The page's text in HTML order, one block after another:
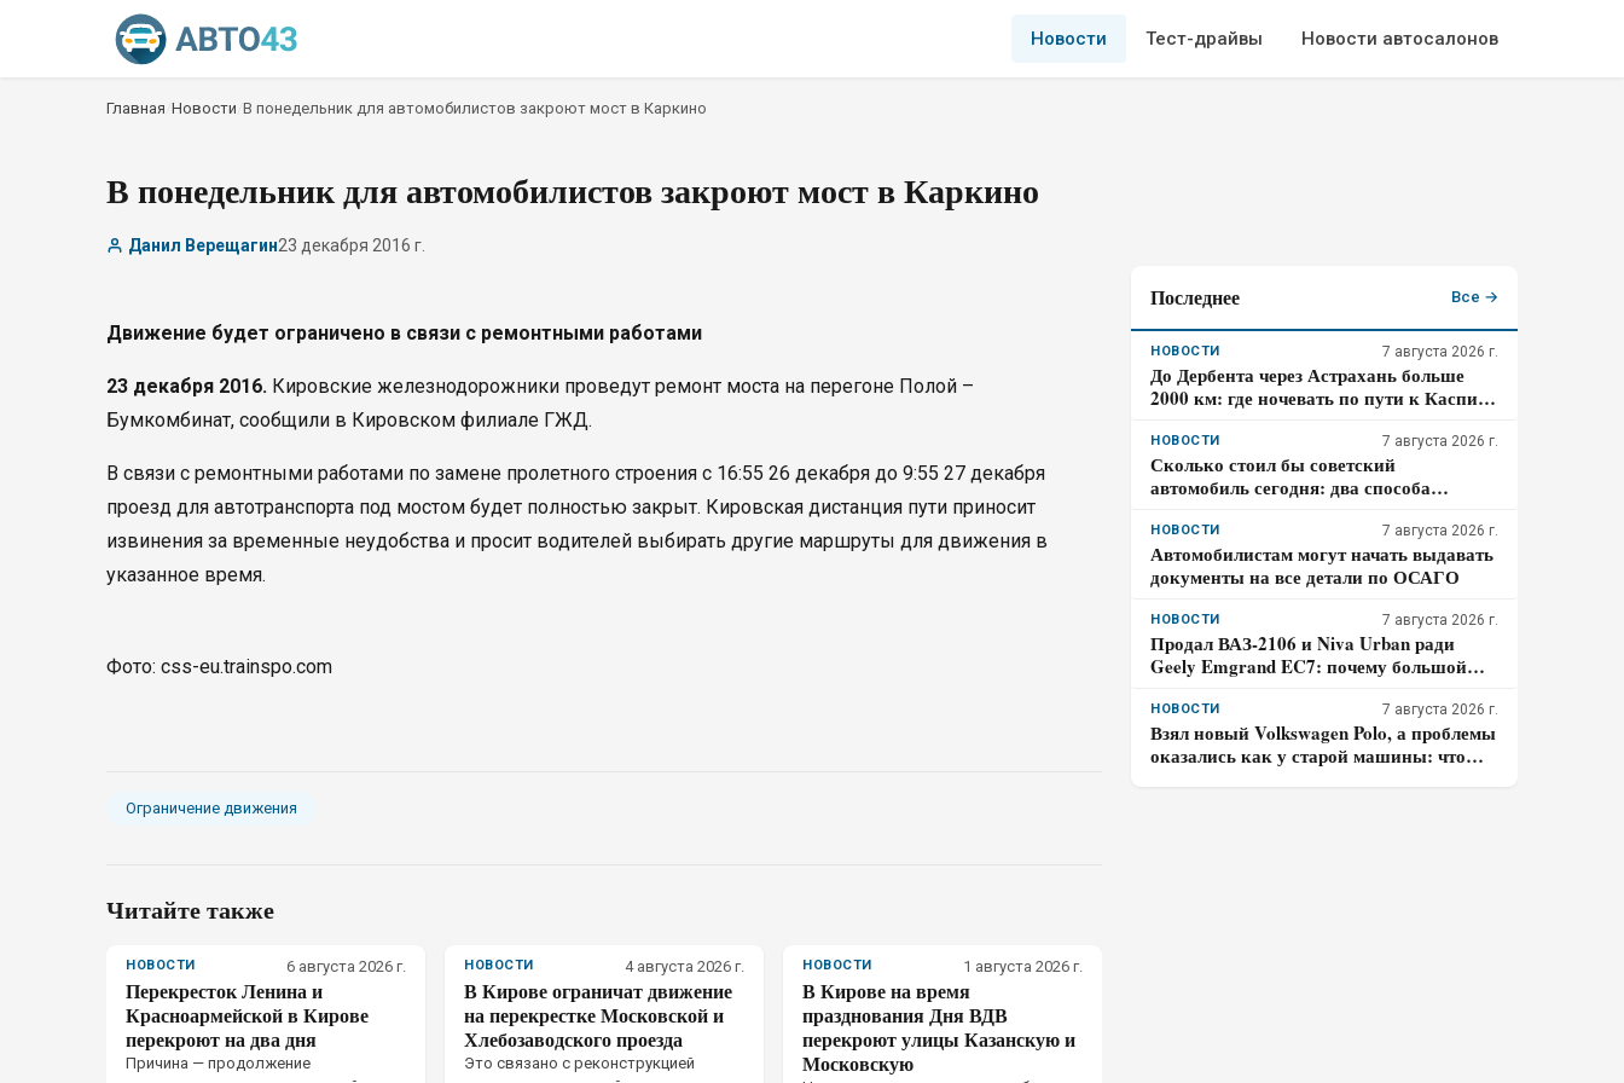
Новости Тест-драйвы Новости автосалонов
Главная Новости В понедельник для автомобилистов закроют мост в Каркино
В понедельник для автомобилистов закроют мост в Каркино
Данил Верещагин23 декабря 2016 г.
Движение будет ограничено в связи с ремонтными работами
23 декабря 2016. Кировские железнодорожники проведут ремонт моста на перегоне Полой –
Бумкомбинат, сообщили в Кировском филиале ГЖД.
В связи с ремонтными работами по замене пролетного строения с 16:55 26 декабря до 9:55 27 декабря
проезд для автотранспорта под мостом будет полностью закрыт. Кировская дистанция пути приносит
извинения за временные неудобства и просит водителей выбирать другие маршруты для движения в
указанное время.
Фото: css-eu.trainspo.com
Ограничение движения
Читайте также
НОВОСТИ 6 августа 2026 г.
Перекресток Ленина и
Красноармейской в Кирове
перекроют на два дня
Причина — продолжение
НОВОСТИ 4 августа 2026 г.
В Кирове ограничат движение
на перекрестке Московской и
Хлебозаводского проезда
Это связано с реконструкцией
НОВОСТИ 1 августа 2026 г.
В Кирове на время
празднования Дня ВДВ
перекроют улицы Казанскую и
Московскую
Последнее Все →
НОВОСТИ 7 августа 2026 г.
До Дербента через Астрахань больше
2000 км: где ночевать по пути к Каспию
засветло
НОВОСТИ 7 августа 2026 г.
Сколько стоил бы советский
автомобиль сегодня: два способа
НОВОСТИ 7 августа 2026 г.
Автомобилистам могут начать выдавать
документы на все детали по ОСАГО
НОВОСТИ 7 августа 2026 г.
Продал ВАЗ-2106 и Niva Urban ради
Geely Emgrand EC7: почему большой
НОВОСТИ 7 августа 2026 г.
Взял новый Volkswagen Polo, а проблемы
оказались как у старой машины: что